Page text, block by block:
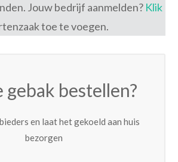
Jouw bedrijf aanmelden? Klik
toe te voegen.
gebak bestellen?
en laat het gekoeld aan huis
bezorgen